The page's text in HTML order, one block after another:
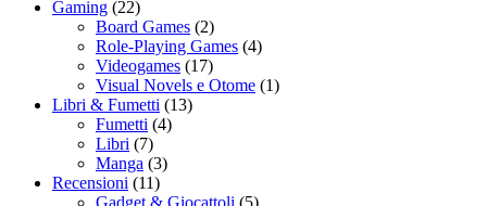
Gaming (22)
Board Games (2)
Role-Playing Games (4)
Videogames (17)
Visual Novels e Otome (1)
Libri & Fumetti (13)
Fumetti (4)
Libri (7)
Manga (3)
Recensioni (11)
Gadget & Giocattoli (5)